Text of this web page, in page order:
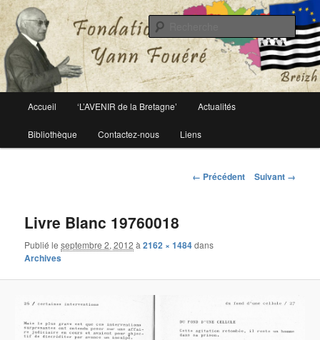
Fondation Yann Fouéré
Le site officiel de la fondation Yann Fouéré
principal
Aller
au
Accueil ‘L’AVENIR de la Bretagne’ Actualités
Bibliothèque Contactez-nous Liens
Navigation
← Précédent Suivant →
Livre Blanc 19760018
Publié leseptembre 2, 2012 à2162 × 1484dans
Archives